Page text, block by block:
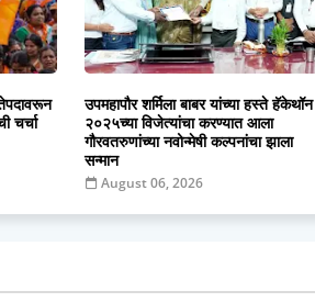
चर्चा
उपमहापौर शर्मिला बाबर यांच्या हस्ते हॅकेथॉन
२०२५च्या विजेत्यांचा करण्यात आला
गौरवतरुणांच्या नवोन्मेषी कल्पनांचा झाला
सन्मान
August 06, 2026